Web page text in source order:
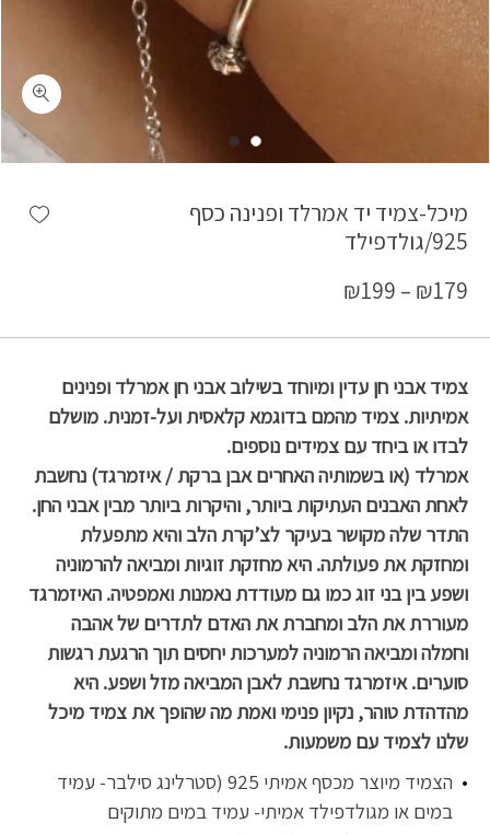
מיכל-צמיד יד אמרלד ופנינה כסף
925/גולדפילד
₪179
–
₪199
צמיד אבני חן עדין ומיוחד בשילוב אבני חן אמרלד ופנינים
אמיתיות. צמיד מהמם בדוגמא קלאסית ועל-זמנית. מושלם
לבדו או ביחד עם צמידים נוספים.
אמרלד (או בשמותיה האחרים אבן ברקת / איזמרגד) נחשבת
לאחת האבנים העתיקות ביותר, והיקרות ביותר מבין אבני החן.
התדר שלה מקושר בעיקר לצ’קרת הלב והיא מתפעלת
ומחזקת את פעולתה. היא מחזקת זוגיות ומביאה להרמוניה
ושפע בין בני זוג כמו גם מעודדת נאמנות ואמפטיה. האיזמרגד
מעוררת את הלב ומחברת את האדם לתדרים של אהבה
וחמלה ומביאה הרמוניה למערכות יחסים תוך הרגעת רגשות
סוערים. איזמרגד נחשבת לאבן המביאה מזל ושפע. היא
מהדהדת טוהר, נקיון פנימי ואמת מה שהופך את צמיד מיכל
שלנו לצמיד עם משמעות.
הצמיד מיוצר מכסף אמיתי 925 (סטרלינג סילבר- עמיד
במים או מגולדפילד אמיתי- עמיד במים מתוקים